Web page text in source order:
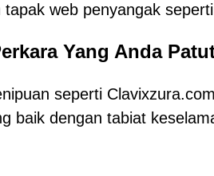
web penyangak
Yang Anda
seperti
baik dengan tabiat